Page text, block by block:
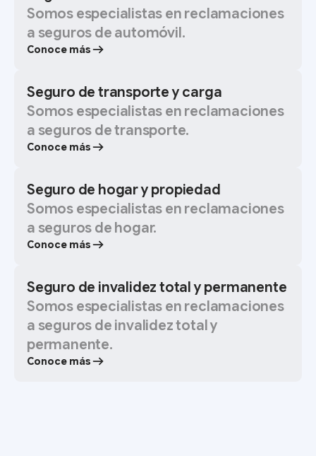
Somos especialistas en reclamaciones
a seguros de automóvil.
Conoce más
Seguro de transporte y carga
Somos especialistas en reclamaciones
a seguros de transporte.
Conoce más
Seguro de hogar y propiedad
Somos especialistas en reclamaciones
a seguros de hogar.
Conoce más
Seguro de invalidez total y permanente
Somos especialistas en reclamaciones
a seguros de invalidez total y
permanente.
Conoce más